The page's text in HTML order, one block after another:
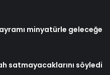
minyatürle geleceğe
satmayacaklarını söyledi